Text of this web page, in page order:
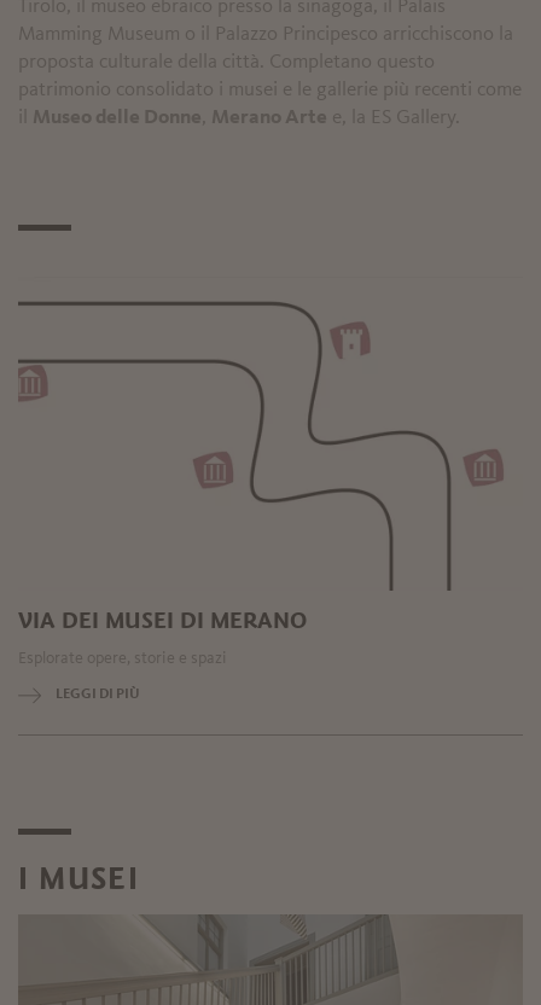
Tirolo, il museo ebraico presso la sinagoga, il Palais
Mamming Museum o il Palazzo Principesco arricchiscono la
proposta culturale della città. Completano questo
patrimonio consolidato i musei e le gallerie più recenti come
Museo delle Donne Merano Arte e, la ES Gallery.
VIA DEI MUSEI DI MERANO
Esplorate opere, storie e spazi
LEGGI DI PIÙ
I MUSEI